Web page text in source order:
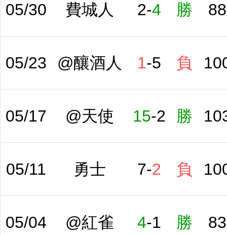
05/30 費城人 2-4 勝
05/23 @釀酒人 1-5 負
05/17 @天使 15-2 勝
05/11 勇士 7-2 負
05/04 @紅雀 4-1 勝